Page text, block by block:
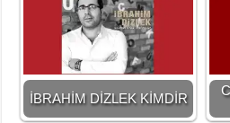
İBRAHİM DİZLEK KİMDİR